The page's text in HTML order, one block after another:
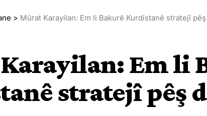
> Mûrat Karayilan: Em li Bakurê Kurdistanê stratejî
Em li
stratejî pêş